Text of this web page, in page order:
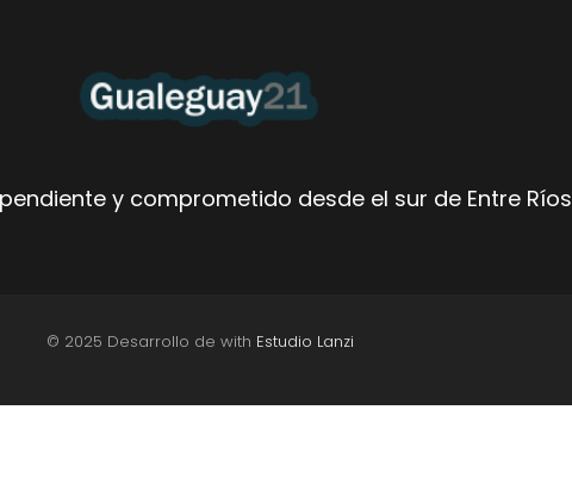
y comprometido desde el sur de Entre Ríos
© 2025 Desarrollo de with Estudio Lanzi